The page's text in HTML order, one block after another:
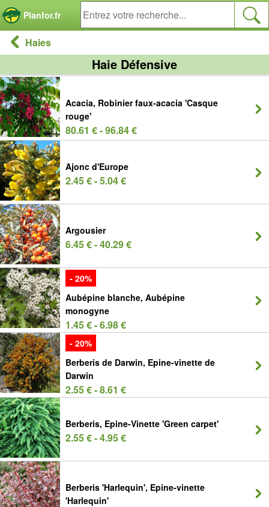
Planfor.fr
Haies
Haie Défensive
Acacia, Robinier faux-acacia 'Casque
rouge'
80.61 € - 96.84 €
Ajonc d'Europe
2.45 € - 5.04 €
Argousier
6.45 € - 40.29 €
- 20%
Aubépine blanche, Aubépine
monogyne
1.45 € - 6.98 €
- 20%
Berberis de Darwin, Epine-vinette de
Darwin
2.55 € - 8.61 €
Berberis, Epine-Vinette 'Green carpet'
2.55 € - 4.95 €
Berberis 'Harlequin', Epine-vinette
'Harlequin'
Panneau de gestion des cookies